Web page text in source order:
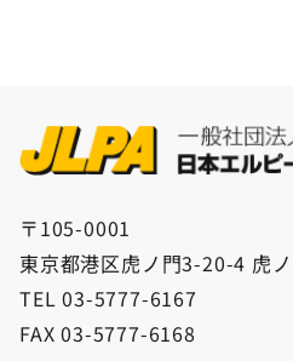
〒105-0001
東京都港区虎ノ門3-20-4 虎
TEL 03-5777-6167
FAX 03-5777-6168